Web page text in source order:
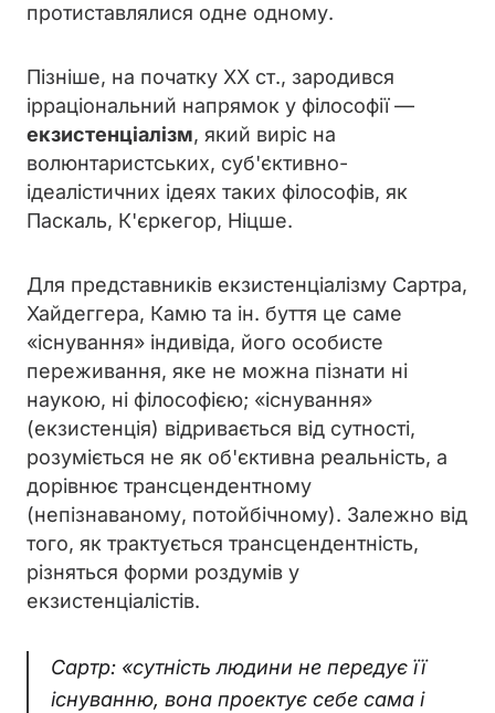
протиставлялися одне одному.
Пізніше, на початку XX ст., зародився
ірраціональний напрямок у філософії —
екзистенціалізм, який виріс на
волюнтаристських, суб'єктивно-
ідеалістичних ідеях таких філософів, як
Паскаль, К'єркегор, Ніцше.
Для представників екзистенціалізму Сартра,
Хайдеггера, Камю та ін. буття це саме
«існування» індивіда, його особисте
переживання, яке не можна пізнати ні
наукою, ні філософією; «існування»
(екзистенція) відривається від сутності,
розуміється не як об'єктивна реальність, а
дорівнює трансцендентному
(непізнаваному, потойбічному). Залежно від
того, як трактується трансцендентність,
різняться форми роздумів у
екзистенціалістів.
Сартр: «сутність людини не передує її
існуванню, вона проектує себе сама і